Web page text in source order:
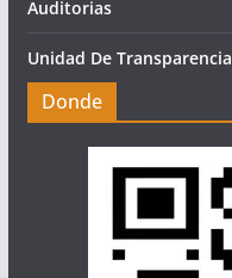
Auditorias
Unidad De Transparencia
Donde